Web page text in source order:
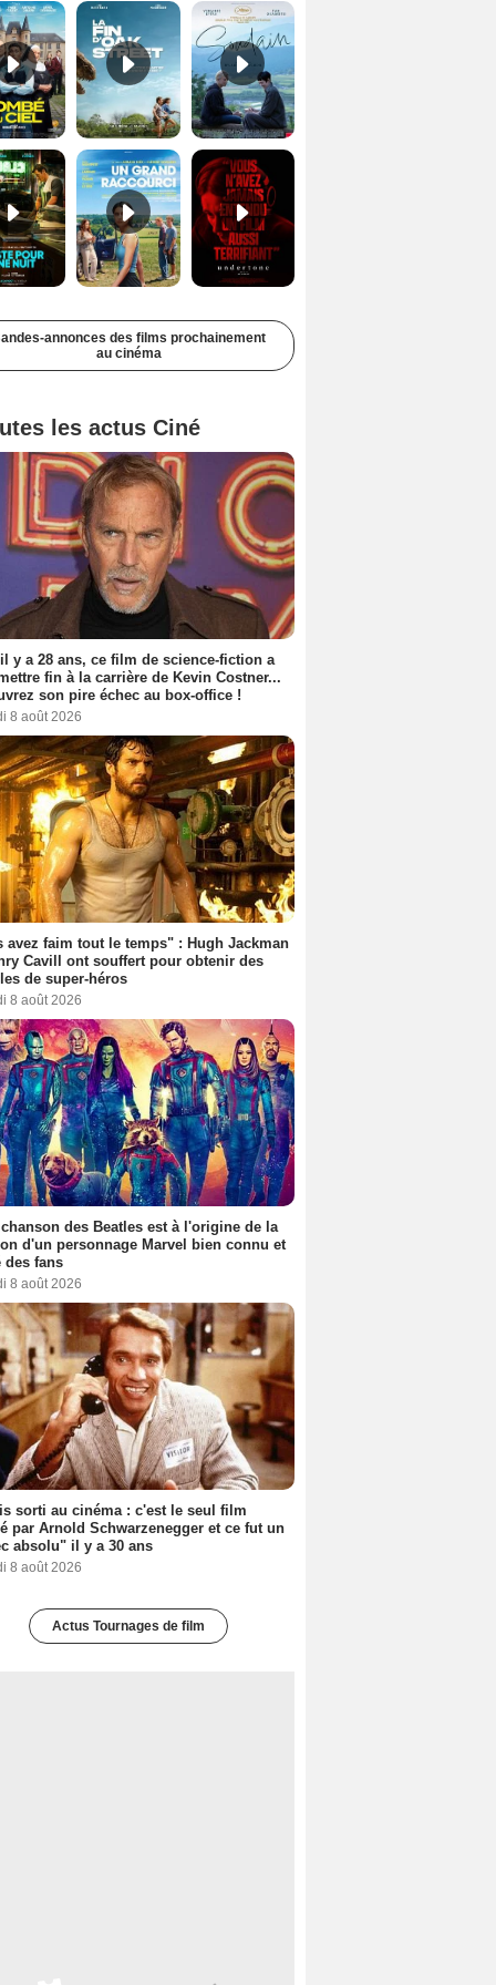
Juste pour une nuit Bande-annonce VO STFR Un grand raccourci Bande-annonce VF Undertone Bande-annonce VO STFR
annonces des films prochainement
au cinéma
les actus Ciné
y a 28 ans, ce film de science-fiction a
fin à la carrière de Kevin Costner...
son pire échec au box-office !
8 août 2026
avez faim tout le temps" : Hugh Jackman
Cavill ont souffert pour obtenir des
de super-héros
8 août 2026
chanson des Beatles est à l'origine de la
d'un personnage Marvel bien connu et
des fans
8 août 2026
sorti au cinéma : c'est le seul film
par Arnold Schwarzenegger et ce fut un
absolu" il y a 30 ans
8 août 2026
Actus Tournages de film